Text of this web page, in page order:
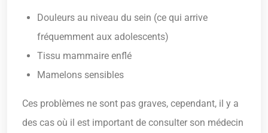
Douleurs au niveau du sein (ce qui arrive
fréquemment aux adolescents)
Tissu mammaire enflé
Mamelons sensibles
Ces problèmes ne sont pas graves, cependant, il y a
des cas où il est important de consulter son médecin